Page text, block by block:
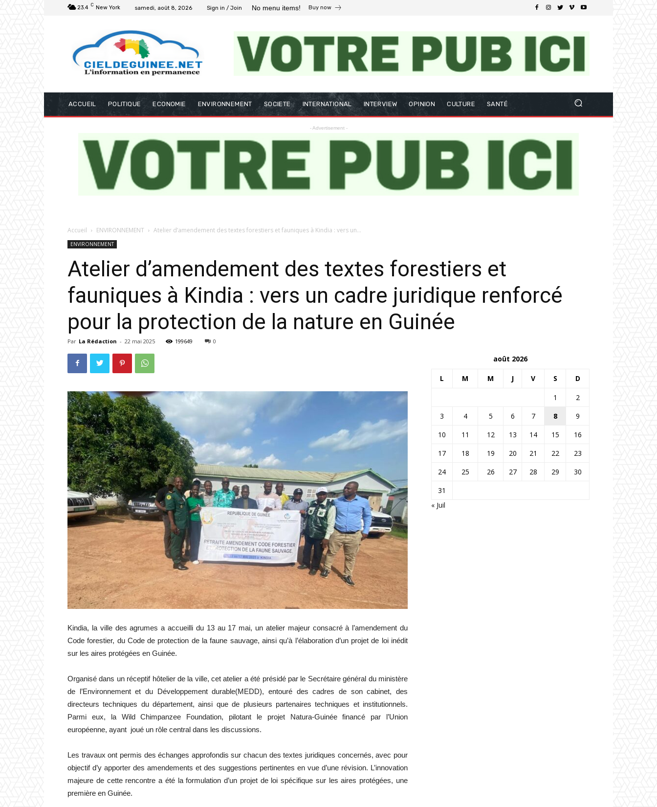
23.4 C New York samedi, août 8, 2026 Sign in / Join No menu items! Buy now
ACCUEIL POLITIQUE ECONOMIE ENVIRONNEMENT SOCIETE INTERNATIONAL INTERVIEW OPINION CULTURE SANTÉ
- Advertisement -
Accueil ENVIRONNEMENT Atelier d’amendement des textes forestiers et fauniques à Kindia : vers un...
ENVIRONNEMENT
Atelier d’amendement des textes forestiers et
fauniques à Kindia : vers un cadre juridique renforcé
pour la protection de la nature en Guinée
Par La Rédaction - 22 mai 2025 199649 0
Kindia, la ville des agrumes a accueilli du 13 au 17 mai, un atelier majeur consacré à l’amendement du
Code forestier, du Code de protection de la faune sauvage, ainsi qu’à l’élaboration d’un projet de loi inédit
sur les aires protégées en Guinée.
Organisé dans un réceptif hôtelier de la ville, cet atelier a été présidé par le Secrétaire général du ministère
de l’Environnement et du Développement durable(MEDD), entouré des cadres de son cabinet, des
directeurs techniques du département, ainsi que de plusieurs partenaires techniques et institutionnels.
Parmi eux, la Wild Chimpanzee Foundation, pilotant le projet Natura-Guinée financé par l’Union
européenne, ayant joué un rôle central dans les discussions.
Les travaux ont permis des échanges approfondis sur chacun des textes juridiques concernés, avec pour
objectif d’y apporter des amendements et des suggestions pertinentes en vue d’une révision. L’innovation
majeure de cette rencontre a été la formulation d’un projet de loi spécifique sur les aires protégées, une
première en Guinée.
août 2026
L M M J V S D
1
2
3
4 5 6 7 8
9
10
11 12 13 14 15
16
17
18 19 20 21 22
23
24
25 26 27 28 29
30
31
« Juil